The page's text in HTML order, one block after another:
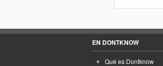
EN DONTKNOW
Qué es Dontknow